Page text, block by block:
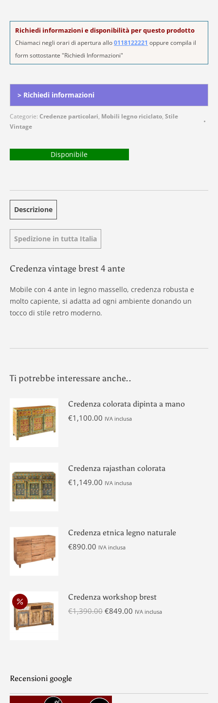
Richiedi informazioni e disponibilità per questo prodotto
Chiamaci negli orari di apertura allo0118122221 oppure compila il
form sottostante "Richiedi Informazioni"
> Richiedi informazioni
Categorie: Credenze particolari, Mobili legno riciclato, Stile
Vintage
Disponibile
Descrizione
Spedizione in tutta Italia
Credenza vintage brest 4 ante
Mobile con 4 ante in legno massello, credenza robusta e
molto capiente, si adatta ad ogni ambiente donando un
tocco di stile retro moderno.
Ti potrebbe interessare anche..
Credenza colorata dipinta a mano
€1,100.00 IVA inclusa
Credenza rajasthan colorata
€1,149.00 IVA inclusa
Credenza etnica legno naturale
€890.00 IVA inclusa
Credenza workshop brest
€1,390.00 Il
€849.00 IlIVA inclusa
Recensioni google